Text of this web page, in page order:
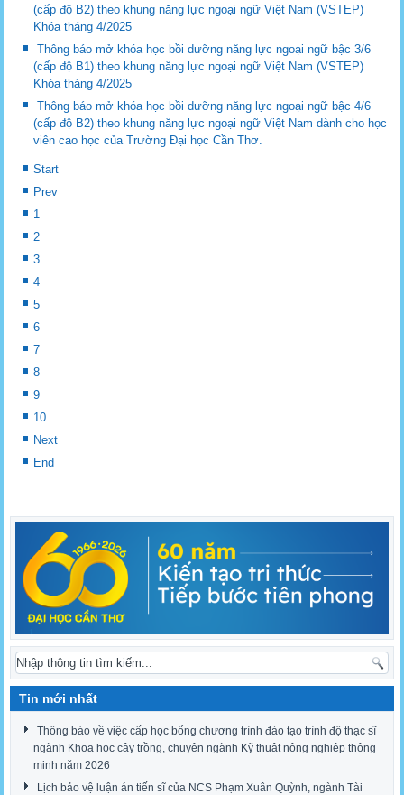
(cấp độ B2) theo khung năng lực ngoại ngữ Việt Nam (VSTEP)
Khóa tháng 4/2025
Thông báo mở khóa học bồi dưỡng năng lực ngoại ngữ bậc 3/6
(cấp độ B1) theo khung năng lực ngoại ngữ Việt Nam (VSTEP)
Khóa tháng 4/2025
Thông báo mở khóa học bồi dưỡng năng lực ngoại ngữ bậc 4/6
(cấp độ B2) theo khung năng lực ngoại ngữ Việt Nam dành cho học
viên cao học của Trường Đại học Cần Thơ.
Start
Prev
1
2
3
4
5
6
7
8
9
10
Next
End
Tin mới nhất
Thông báo về việc cấp học bổng chương trình đào tạo trình độ thạc sĩ
ngành Khoa học cây trồng, chuyên ngành Kỹ thuật nông nghiệp thông
minh năm 2026
Lịch bảo vệ luận án tiến sĩ của NCS Phạm Xuân Quỳnh, ngành Tài